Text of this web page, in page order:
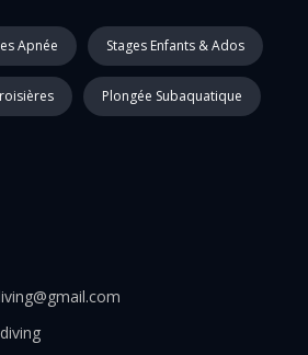
Apnée Stages Enfants & Ados
Plongée Subaquatique